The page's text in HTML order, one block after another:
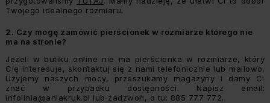
Twojego idealnego rozmiaru.
2. Czy mogę zamówić pierścionek w rozmiarze którego nie
ma na stronie?
Jeżeli w butiku online nie ma pierścionka w rozmiarze, który
Cię interesuje, skontaktuj się z nami telefonicznie lub mailowo.
Użyjemy naszych mocy, przeszukamy magazyny i damy Ci
znać w przypadku dostępności. Napisz email:
infolinia@aniakruk.pl lub zadzwoń, o tu: 885 777 772.